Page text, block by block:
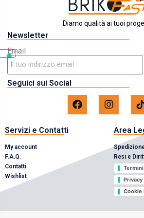
Diamo qualità ai tuoi
Newsletter
Email
Seguici sui Social
Servizi e Contatti
My account
F.A.Q.
Contatti
Wishlist
Area
Resi e
Privacy
Cookie